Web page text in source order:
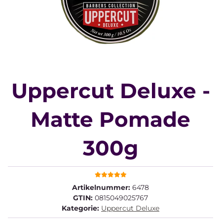
Uppercut Deluxe -
Matte Pomade
300g
Artikelnummer: 6478
GTIN: 0815049025767
Kategorie: Uppercut Deluxe